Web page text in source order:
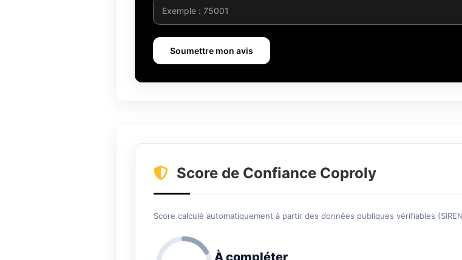
Soumettre mon avis
Score de Confiance Coproly
Score calculé automatiquement à partir des données publiques vérifiables
À compléter